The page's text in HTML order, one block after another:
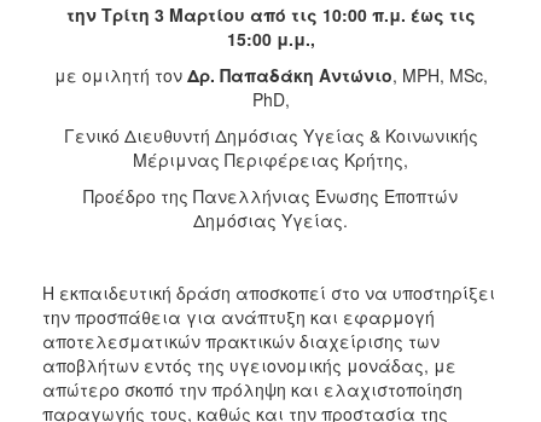
την Τρίτη 3 Μαρτίου από τις 10:00 π.μ. έως τις
15:00 μ.μ.,
με ομιλητή τον Δρ. Παπαδάκη Αντώνιο, MPH, MSc,
PhD,
Γενικό Διευθυντή Δημόσιας Υγείας & Κοινωνικής
Μέριμνας Περιφέρειας Κρήτης,
Προέδρο της Πανελλήνιας Ένωσης Εποπτών
Δημόσιας Υγείας.
Η εκπαιδευτική δράση αποσκοπεί στο να υποστηρίξει
την προσπάθεια για ανάπτυξη και εφαρμογή
αποτελεσματικών πρακτικών διαχείρισης των
αποβλήτων εντός της υγειονομικής μονάδας, με
απώτερο σκοπό την πρόληψη και ελαχιστοποίηση
παραγωγής τους, καθώς και την προστασία της